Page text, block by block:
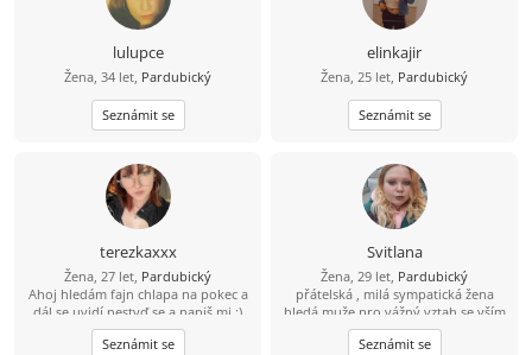
lulupce
Žena, 34 let, Pardubický
Seznámit se
elinkajir
Žena, 25 let, Pardubický
Seznámit se
terezkaxxx
Žena, 27 let, Pardubický
Ahoj hledám fajn chlapa na pokec a
dál se uvidí nestyď se a napiš mi :)
budu ráda :)
Seznámit se
Svitlana
Žena, 29 let, Pardubický
přátelská , milá sympatická žena
hledá muže pro vážný vztah se vším
všudy Najdu tě?
Seznámit se